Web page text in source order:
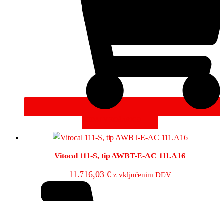
Vitocal 111-S, tip AWBT-E-AC 111.A16
11.716,03 € z vključenim DDV